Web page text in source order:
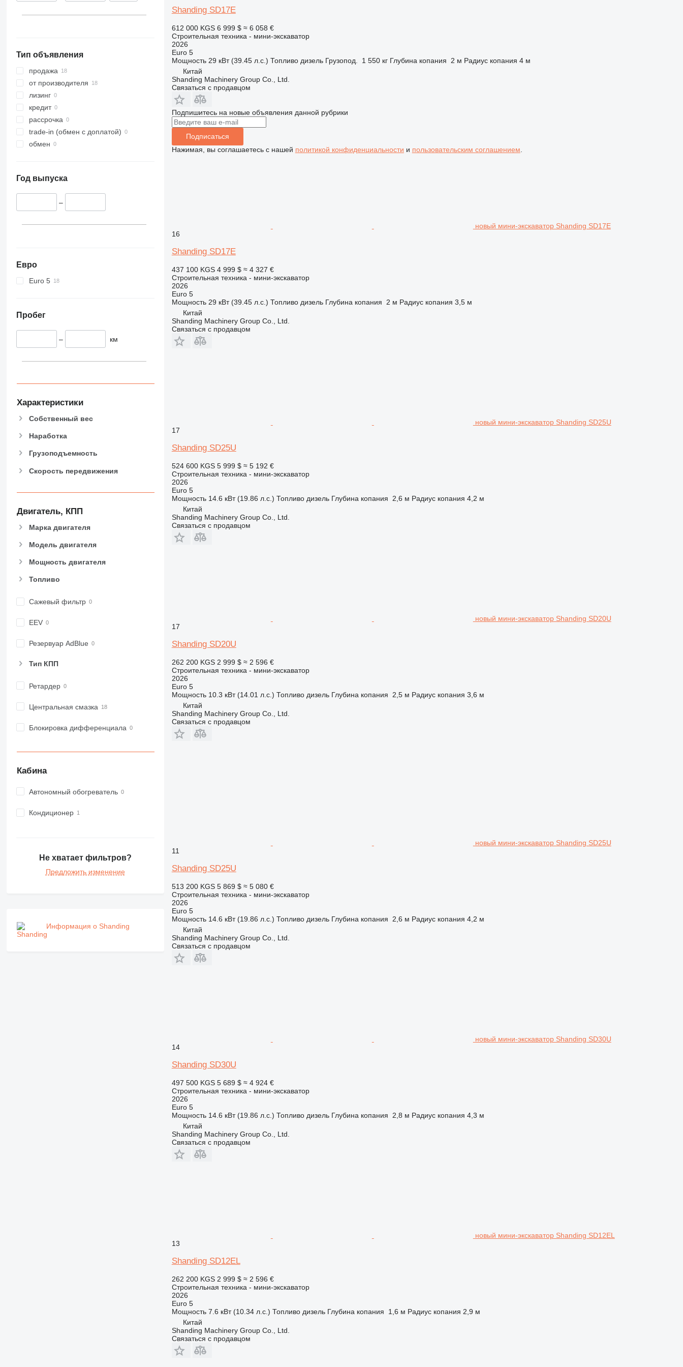
317
318
319
320
321
322
323
324
329
330
374
416
426
428
434
589
826
908
918
924
926
931
950
953
962
966
973
980
988
992
CB
D series
IT
M-series
RM
V-series
8008
8018
8025
8026
8030
8035
CT
JS
S-Series
TM
Liftlux
Pecolift
R-series
Toucan
Тип объявления
продажа
от производителя
лизинг
кредит
рассрочка
trade-in (обмен с доплатой)
обмен
Год выпуска
–
Евро
Euro 5
Пробег
– км
Характеристики
Собственный вес
Наработка
Грузоподъемность
Скорость передвижения
Двигатель, КПП
Марка двигателя
Модель двигателя
Мощность двигателя
Топливо
Сажевый фильтр
EEV
Резервуар AdBlue
Тип КПП
Ретардер
Центральная смазка
Блокировка дифференциала
Кабина
Автономный обогреватель
Кондиционер
Не хватает фильтров?
Предложить изменение
Информация о Shanding
Shanding SD17E
612 000 KGS 6 999 $ ≈ 6 058 €
Строительная техника - мини-экскаватор
2026
Euro 5
Мощность 29 кВт (39.45 л.с.) Топливо дизель Грузопод. 1 550 кг Глубина копания 2 м Радиус копания 4 м
Китай
Shanding Machinery Group Co., Ltd.
Связаться с продавцом
Подпишитесь на новые объявления данной рубрики
Подписаться
Нажимая, вы соглашаетесь с нашей политикой конфиденциальности и пользовательским соглашением
новый мини-экскаватор Shanding SD17E
16
Shanding SD17E
437 100 KGS 4 999 $ ≈ 4 327 €
Строительная техника - мини-экскаватор
2026
Euro 5
Мощность 29 кВт (39.45 л.с.) Топливо дизель Глубина копания 2 м Радиус копания 3,5 м
Китай
Shanding Machinery Group Co., Ltd.
Связаться с продавцом
новый мини-экскаватор Shanding SD25U
17
Shanding SD25U
524 600 KGS 5 999 $ ≈ 5 192 €
Строительная техника - мини-экскаватор
2026
Euro 5
Мощность 14.6 кВт (19.86 л.с.) Топливо дизель Глубина копания 2,6 м Радиус копания 4,2 м
Китай
Shanding Machinery Group Co., Ltd.
Связаться с продавцом
новый мини-экскаватор Shanding SD20U
17
Shanding SD20U
262 200 KGS 2 999 $ ≈ 2 596 €
Строительная техника - мини-экскаватор
2026
Euro 5
Мощность 10.3 кВт (14.01 л.с.) Топливо дизель Глубина копания 2,5 м Радиус копания 3,6 м
Китай
Shanding Machinery Group Co., Ltd.
Связаться с продавцом
новый мини-экскаватор Shanding SD25U
11
Shanding SD25U
513 200 KGS 5 869 $ ≈ 5 080 €
Строительная техника - мини-экскаватор
2026
Euro 5
Мощность 14.6 кВт (19.86 л.с.) Топливо дизель Глубина копания 2,6 м Радиус копания 4,2 м
Китай
Shanding Machinery Group Co., Ltd.
Связаться с продавцом
новый мини-экскаватор Shanding SD30U
14
Shanding SD30U
497 500 KGS 5 689 $ ≈ 4 924 €
Строительная техника - мини-экскаватор
2026
Euro 5
Мощность 14.6 кВт (19.86 л.с.) Топливо дизель Глубина копания 2,8 м Радиус копания 4,3 м
Китай
Shanding Machinery Group Co., Ltd.
Связаться с продавцом
новый мини-экскаватор Shanding SD12EL
13
Shanding SD12EL
262 200 KGS 2 999 $ ≈ 2 596 €
Строительная техника - мини-экскаватор
2026
Euro 5
Мощность 7.6 кВт (10.34 л.с.) Топливо дизель Глубина копания 1,6 м Радиус копания 2,9 м
Китай
Shanding Machinery Group Co., Ltd.
Связаться с продавцом